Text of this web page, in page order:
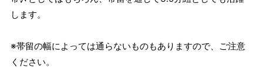
します。
※帯留の幅によっては通らないものもありますので、ご注意
ください。